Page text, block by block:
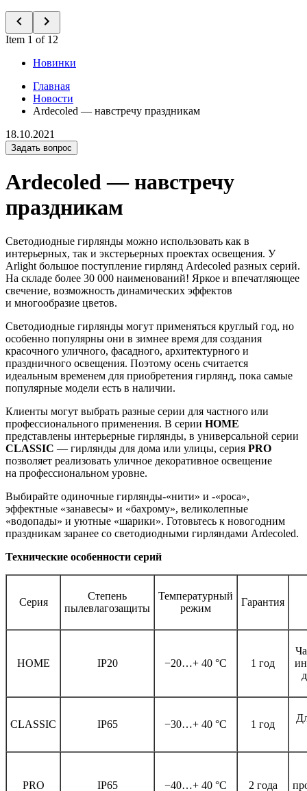
Item 1 of 12
Новинки
Главная
Новости
Ardecoled — навстречу праздникам
18.10.2021
Задать вопрос
Ardecoled — навстречу
праздникам
Светодиодные гирлянды можно использовать как в
интерьерных, так и экстерьерных проектах освещения. У
Arlight большое поступление гирлянд Ardecoled разных серий.
На складе более 30 000 наименований! Яркое и впечатляющее
свечение, возможность динамических эффектов
и многообразие цветов.
Светодиодные гирлянды могут применяться круглый год, но
особенно популярны они в зимнее время для создания
красочного уличного, фасадного, архитектурного и
праздничного освещения. Поэтому осень считается
идеальным временем для приобретения гирлянд, пока самые
популярные модели есть в наличии.
Клиенты могут выбрать разные серии для частного или
профессионального применения. В серии HOME
представлены интерьерные гирлянды, в универсальной серии
CLASSIC — гирлянды для дома или улицы, серия PRO
позволяет реализовать уличное декоративное освещение
на профессиональном уровне.
Выбирайте одиночные гирлянды-«нити» и -«роса»,
эффектные «занавесы» и «бахрому», великолепные
«водопады» и уютные «шарики». Готовьтесь к новогодним
праздникам заранее со светодиодными гирляндами Ardecoled.
Технические особенности серий
Серия
Степень
пылевлагозащиты
Температурный
режим
Гарантия
HOME IP20 −20…+ 40 °C 1 год
CLASSIC IP65 −30…+ 40 °C 1 год
PRO IP65 −40…+ 40 °C 2 года